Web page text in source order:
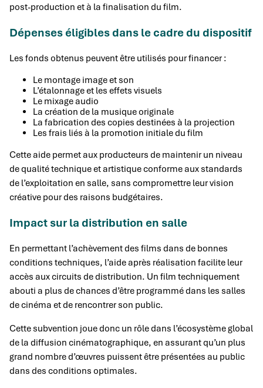
post-production et à la finalisation du film.
Dépenses éligibles dans le cadre du dispositif
Les fonds obtenus peuvent être utilisés pour financer :
Le montage image et son
L’étalonnage et les effets visuels
Le mixage audio
La création de la musique originale
La fabrication des copies destinées à la projection
Les frais liés à la promotion initiale du film
Cette aide permet aux producteurs de maintenir un niveau
de qualité technique et artistique conforme aux standards
de l’exploitation en salle, sans compromettre leur vision
créative pour des raisons budgétaires.
Impact sur la distribution en salle
En permettant l’achèvement des films dans de bonnes
conditions techniques, l’aide après réalisation facilite leur
accès aux circuits de distribution. Un film techniquement
abouti a plus de chances d’être programmé dans les salles
de cinéma et de rencontrer son public.
Cette subvention joue donc un rôle dans l’écosystème global
de la diffusion cinématographique, en assurant qu’un plus
grand nombre d’œuvres puissent être présentées au public
dans des conditions optimales.